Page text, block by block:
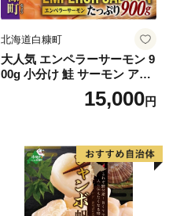
北海道白糠町
大人気 エンペラーサーモン 9
00g 小分け 鮭 サーモン アト
ランティックサーモン 水産
庁長官賞 受賞 さけ シャケ し
満足 美味しい 贈答 生食用 刺
身 お刺身 刺し身 魚介類 海鮮
冷凍 厚切り 薄切り ふるさと
納税 ふるさとチョイス チョ
イス 北海道 白糠町
15,000円